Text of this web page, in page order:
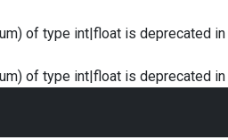
of type int|float is deprecated in
of type int|float is deprecated in